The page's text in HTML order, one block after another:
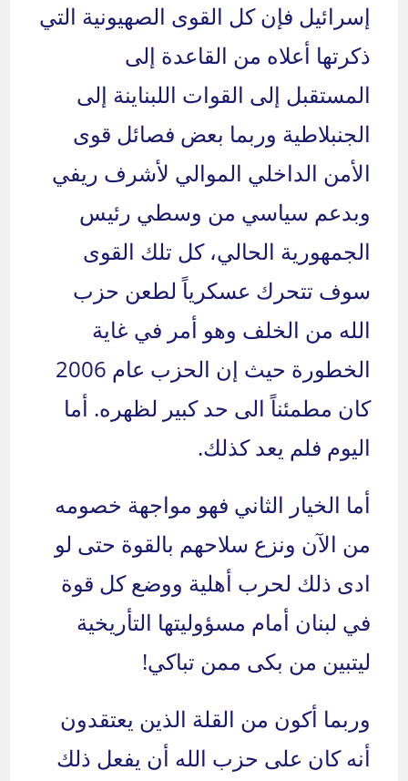
إسرائيل فإن كل القوى الصهيونية التي
ذكرتها أعلاه من القاعدة إلى
المستقبل إلى القوات اللبناينة إلى
الجنبلاطية وربما بعض فصائل قوى
الأمن الداخلي الموالي لأشرف ريفي
وبدعم سياسي من وسطي رئيس
الجمهورية الحالي، كل تلك القوى
سوف تتحرك عسكرياً لطعن حزب
الله من الخلف وهو أمر في غاية
الخطورة حيث إن الحزب عام 2006
كان مطمئناً الى حد كبير لظهره. أما
اليوم فلم يعد كذلك.
أما الخيار الثاني فهو مواجهة خصومه
من الآن ونزع سلاحهم بالقوة حتى لو
ادى ذلك لحرب أهلية ووضع كل قوة
في لبنان أمام مسؤوليتها التأريخية
ليتبين من بكى ممن تباكي!
وربما أكون من القلة الذين يعتقدون
أنه كان على حزب الله أن يفعل ذلك